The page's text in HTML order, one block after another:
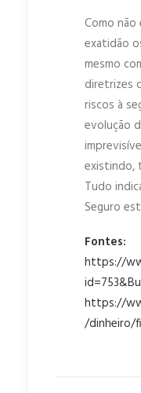
Como
exatidão
mesmo
diretrizes
riscos à
evolução
existindo,
Tudo
Seguro
Fontes:
https://
https://
/dinheiro/